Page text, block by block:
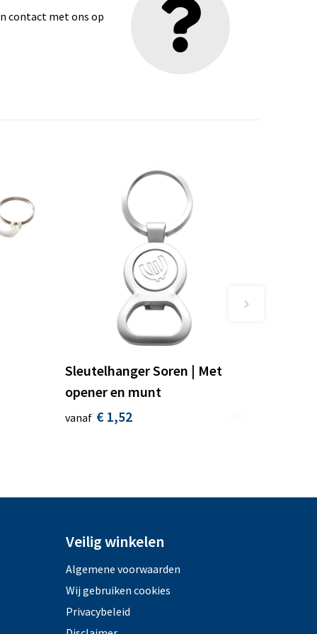
contact met ons op
Sleutelhanger Soren | Met
opener en munt
vanaf € 1,52
Veilig winkelen
Algemene voorwaarden
Wij gebruiken cookies
Privacybeleid